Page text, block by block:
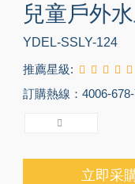
兒童戶外
YDEL-SSLY-124
推薦星級:
訂購熱線：4006-
立即采